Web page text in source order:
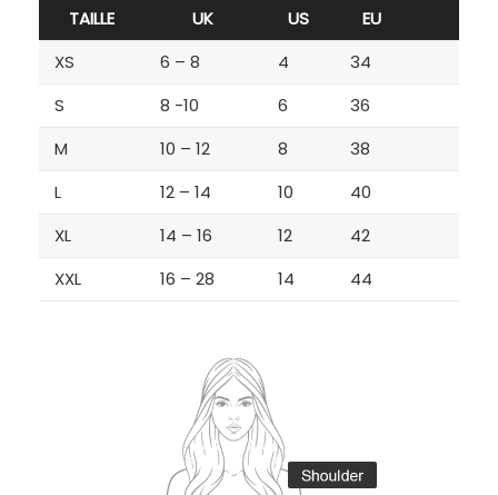
TAILLE UK US
EU
XS
6 – 8 4
34
S
8 -10 6
36
M
10 – 12 8
38
L
12 – 14 10
40
XL
14 – 16 12
42
XXL
16 – 28 14 44